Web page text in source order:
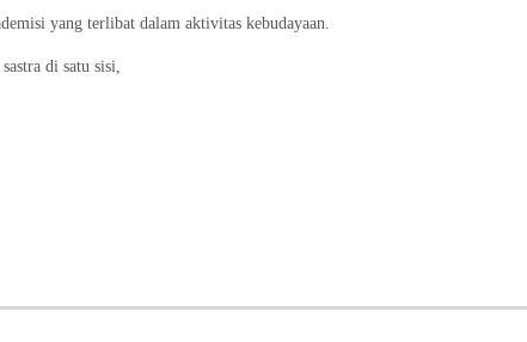
yang terlibat dalam aktivitas kebudayaan.
di satu sisi,